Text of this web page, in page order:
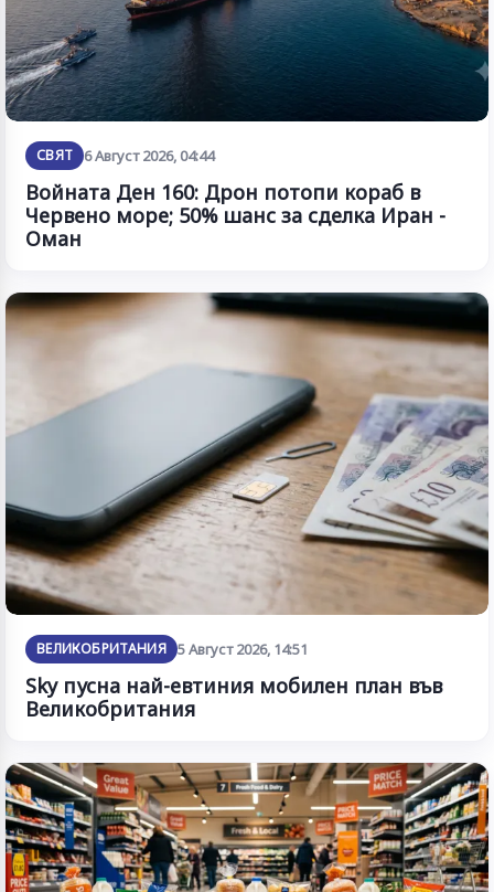
СВЯТ 6 Август 2026, 04:44
Войната Ден 160: Дрон потопи кораб в
Червено море; 50% шанс за сделка Иран -
Оман
ВЕЛИКОБРИТАНИЯ 5 Август 2026, 14:51
Sky пусна най-евтиния мобилен план във
Великобритания